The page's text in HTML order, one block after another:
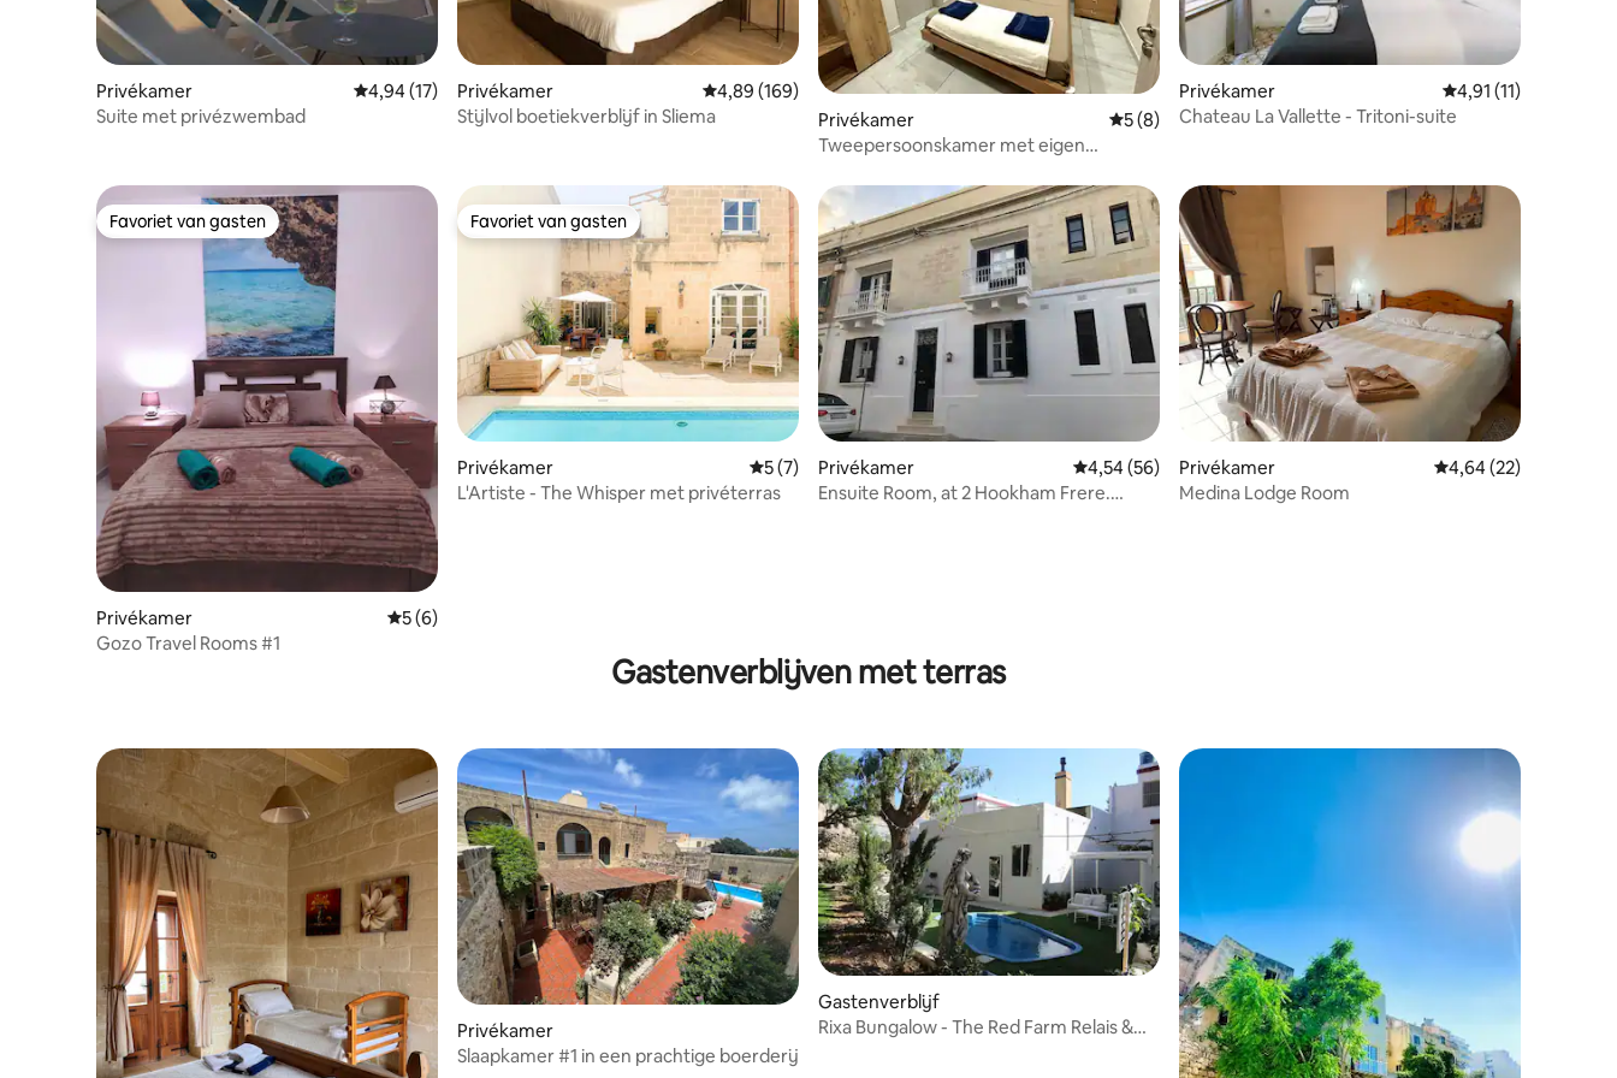
Privékamer Gemiddelde beoordeling van 4,94 op 5, 17 recensies
4,94 (17)
Suite met privézwembad
Privékamer Gemiddelde beoordeling van 4,89 op 5, 169 recensies
4,89 (169)
Stijlvol boetiekverblijf in Sliema
Privékamer Gemiddelde beoordeling van 5 op 5, 8 recensies
5 (8)
Tweepersoonskamer met eigen
Privékamer Gemiddelde
4,91 (11)
Chateau La Vallette - Tritoni-suite
Favoriet van gasten
Favoriet van gasten
Privékamer Gemiddelde beoordeling van 5 op 5, 6 recensies
5 (6)
Gozo Travel Rooms #1
Favoriet van gasten
Favoriet van gasten
Privékamer Gemiddelde beoordeling van 5 op 5, 7 recensies
5 (7)
L'Artiste - The Whisper met privéterras
Privékamer Gemiddelde beoordeling van 4,54 op 5, 56 recensies
4,54 (56)
Ensuite Room, at 2 Hookham Frere.
Privékamer Gemiddelde
4,64 (22)
Medina Lodge Room
Gastenverblijven met terras
Privékamer
Slaapkamer #1 in een prachtige boerderij
Gastenverblijf
Rixa Bungalow - The Red Farm Relais &